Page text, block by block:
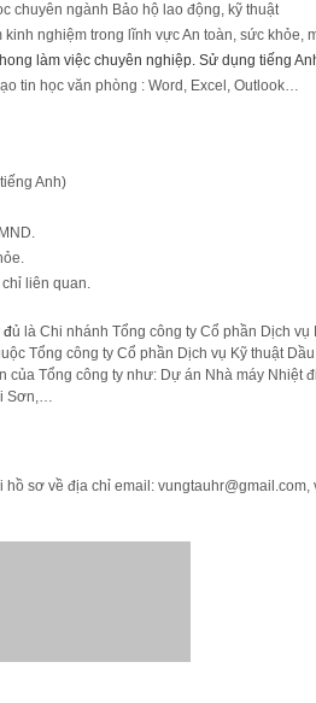
chuyên ngành Bảo hộ lao động, kỹ thuật
kinh nghiệm trong lĩnh vực An toàn, sức khỏe,
làm việc chuyên nghiệp. Sử dụng tiếng
tin học văn phòng : Word, Excel, Outlook…
Anh)
liên quan.
đủ là Chi nhánh Tổng công ty Cổ phần Dịch
Tổng công ty Cổ phần Dịch vụ Kỹ thuật
của Tổng công ty như: Dự án Nhà máy Nhiệt
Sơn,…
sơ về địa chỉ email: